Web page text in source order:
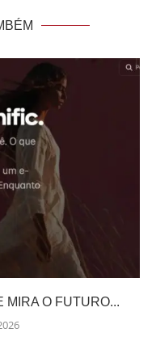
MIRA O FUTURO...